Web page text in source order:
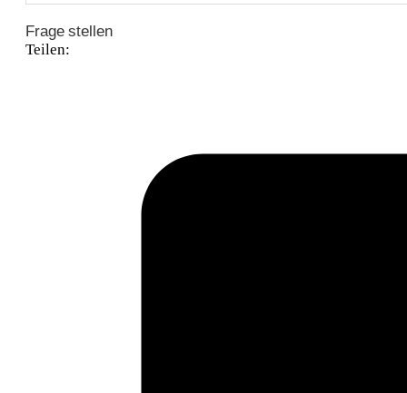
Frage stellen
Teilen: